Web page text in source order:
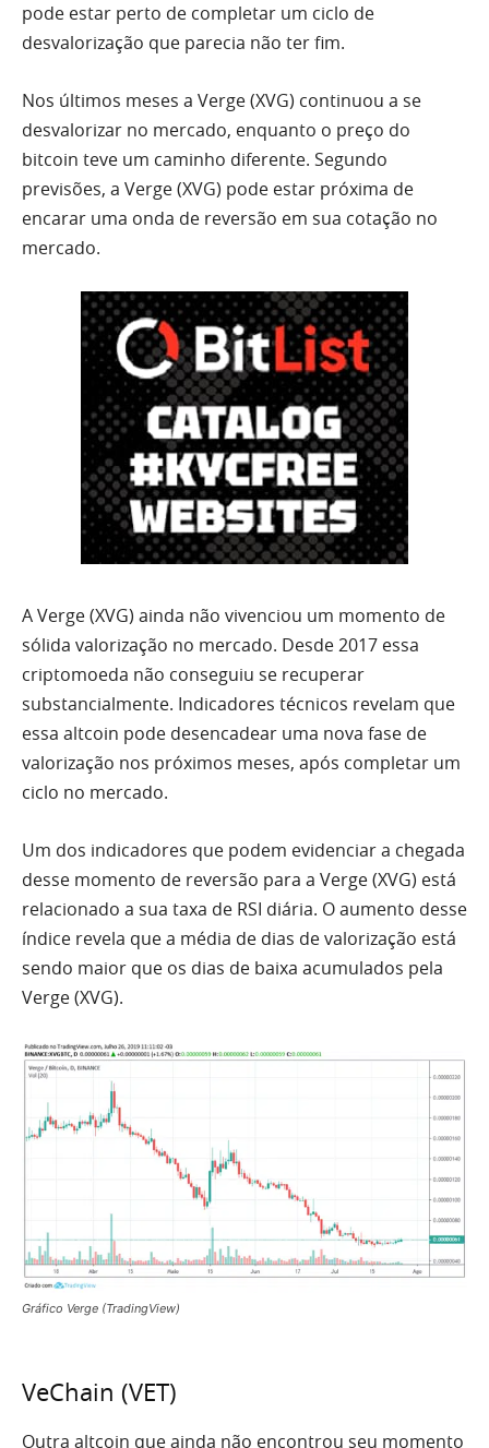
pode estar perto de completar um ciclo de
desvalorização que parecia não ter fim.
Nos últimos meses a Verge (XVG) continuou a se
desvalorizar no mercado, enquanto o preço do
bitcoin teve um caminho diferente. Segundo
previsões, a Verge (XVG) pode estar próxima de
encarar uma onda de reversão em sua cotação no
mercado.
A Verge (XVG) ainda não vivenciou um momento de
sólida valorização no mercado. Desde 2017 essa
criptomoeda não conseguiu se recuperar
substancialmente. Indicadores técnicos revelam que
essa altcoin pode desencadear uma nova fase de
valorização nos próximos meses, após completar um
ciclo no mercado.
Um dos indicadores que podem evidenciar a chegada
desse momento de reversão para a Verge (XVG) está
relacionado a sua taxa de RSI diária. O aumento desse
índice revela que a média de dias de valorização está
sendo maior que os dias de baixa acumulados pela
Verge (XVG).
Gráfico Verge (TradingView)
VeChain (VET)
Outra altcoin que ainda não encontrou seu momento